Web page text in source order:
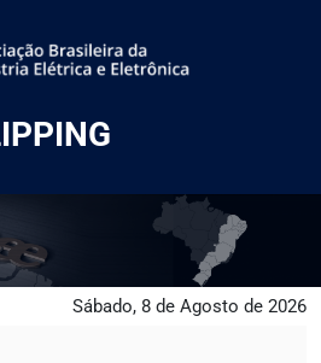
Sábado, 8 de Agosto de 2026